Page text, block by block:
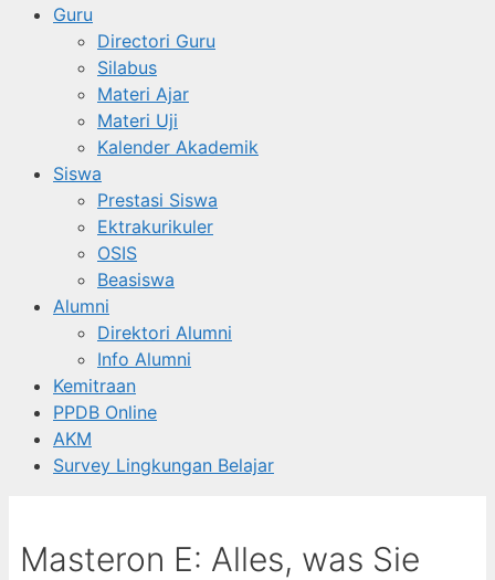
Guru
Directori Guru
Silabus
Materi Ajar
Materi Uji
Kalender Akademik
Siswa
Prestasi Siswa
Ektrakurikuler
OSIS
Beasiswa
Alumni
Direktori Alumni
Info Alumni
Kemitraan
PPDB Online
AKM
Survey Lingkungan Belajar
Masteron E: Alles, was Sie